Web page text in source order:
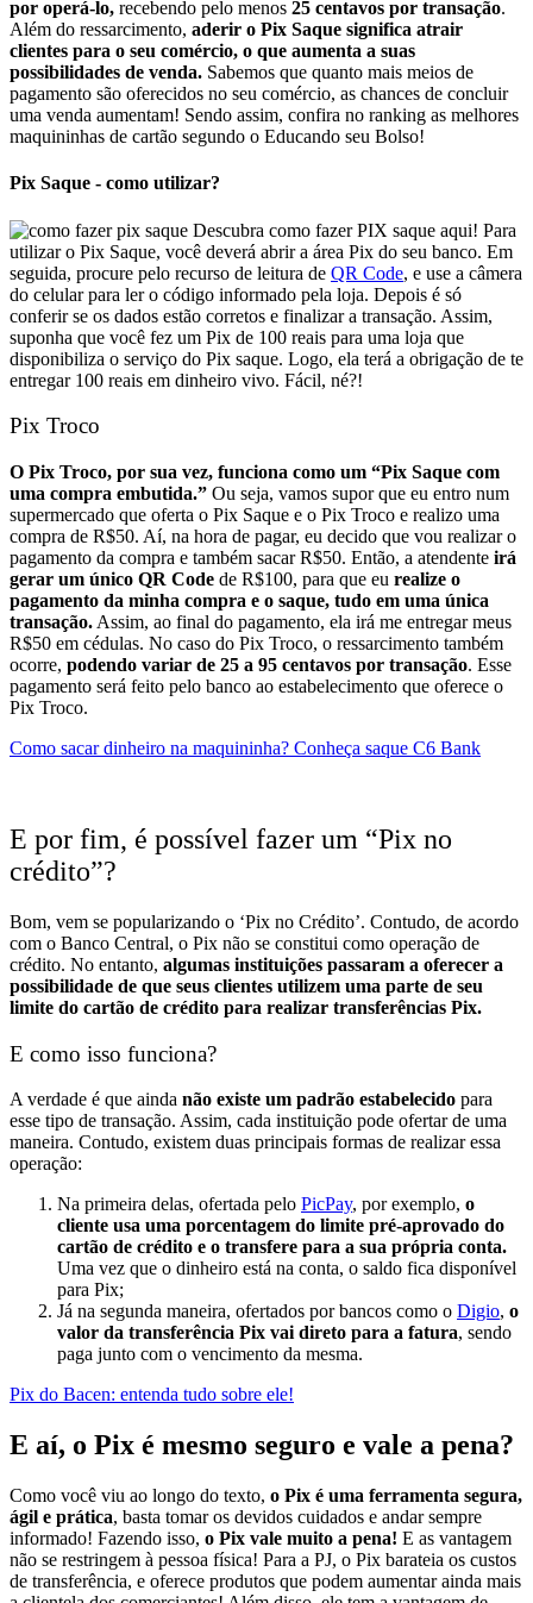
por operá-lo, recebendo pelo menos 25 centavos por transação.
Além do ressarcimento, aderir o Pix Saque significa atrair
clientes para o seu comércio, o que aumenta a suas
possibilidades de venda. Sabemos que quanto mais meios de
pagamento são oferecidos no seu comércio, as chances de concluir
uma venda aumentam! Sendo assim, confira no ranking as melhores
maquininhas de cartão segundo o Educando seu Bolso!
Pix Saque - como utilizar?
Descubra como fazer PIX saque aqui! Para
utilizar o Pix Saque, você deverá abrir a área Pix do seu banco. Em
seguida, procure pelo recurso de leitura de QR Code, e use a câmera
do celular para ler o código informado pela loja. Depois é só
conferir se os dados estão corretos e finalizar a transação. Assim,
suponha que você fez um Pix de 100 reais para uma loja que
disponibiliza o serviço do Pix saque. Logo, ela terá a obrigação de te
entregar 100 reais em dinheiro vivo. Fácil, né?!
Pix Troco
O Pix Troco, por sua vez, funciona como um “Pix Saque com
uma compra embutida.” Ou seja, vamos supor que eu entro num
supermercado que oferta o Pix Saque e o Pix Troco e realizo uma
compra de R$50. Aí, na hora de pagar, eu decido que vou realizar o
pagamento da compra e também sacar R$50. Então, a atendente irá
gerar um único QR Code de R$100, para que eu realize o
pagamento da minha compra e o saque, tudo em uma única
transação. Assim, ao final do pagamento, ela irá me entregar meus
R$50 em cédulas. No caso do Pix Troco, o ressarcimento também
ocorre, podendo variar de 25 a 95 centavos por transação. Esse
pagamento será feito pelo banco ao estabelecimento que oferece o
Pix Troco.
Como sacar dinheiro na maquininha? Conheça saque C6 Bank
E por fim, é possível fazer um “Pix no
crédito”?
Bom, vem se popularizando o ‘Pix no Crédito’. Contudo, de acordo
com o Banco Central, o Pix não se constitui como operação de
crédito. No entanto, algumas instituições passaram a oferecer a
possibilidade de que seus clientes utilizem uma parte de seu
limite do cartão de crédito para realizar transferências Pix.
E como isso funciona?
A verdade é que ainda não existe um padrão estabelecido para
esse tipo de transação. Assim, cada instituição pode ofertar de uma
maneira. Contudo, existem duas principais formas de realizar essa
operação:
Na primeira delas, ofertada pelo PicPay, por exemplo, o
cliente usa uma porcentagem do limite pré-aprovado do
cartão de crédito e o transfere para a sua própria conta.
Uma vez que o dinheiro está na conta, o saldo fica disponível
para Pix;
Já na segunda maneira, ofertados por bancos como o Digio, o
valor da transferência Pix vai direto para a fatura, sendo
paga junto com o vencimento da mesma.
Pix do Bacen: entenda tudo sobre ele!
E aí, o Pix é mesmo seguro e vale a pena?
Como você viu ao longo do texto, o Pix é uma ferramenta segura,
ágil e prática, basta tomar os devidos cuidados e andar sempre
informado! Fazendo isso, o Pix vale muito a pena! E as vantagem
não se restringem à pessoa física! Para a PJ, o Pix barateia os custos
de transferência, e oferece produtos que podem aumentar ainda mais